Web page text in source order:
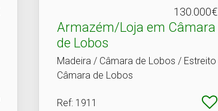
130.000€
Armazém/Loja em Câmara
de Lobos
Madeira / Câmara de Lobos / Estreito
Câmara de Lobos
Ref: 1911